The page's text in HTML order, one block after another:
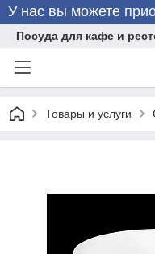
У нас вы можете
Посуда для кафе и
Товары и услуги